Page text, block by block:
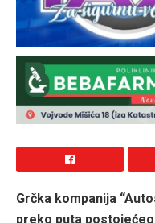
Grčka kompanija
preko puta postojeć